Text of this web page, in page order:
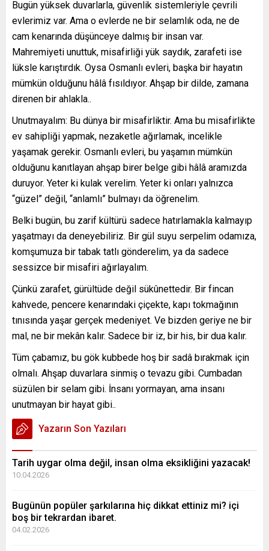
Bugün yüksek duvarlarla, güvenlik sistemleriyle çevrili
evlerimiz var. Ama o evlerde ne bir selamlık oda, ne de
cam kenarında düşünceye dalmış bir insan var.
Mahremiyeti unuttuk, misafirliği yük saydık, zarafeti ise
lüksle karıştırdık. Oysa Osmanlı evleri, başka bir hayatın
mümkün olduğunu hâlâ fısıldıyor. Ahşap bir dilde, zamana
direnen bir ahlakla..
Unutmayalım: Bu dünya bir misafirliktir. Ama bu misafirlikte
ev sahipliği yapmak, nezaketle ağırlamak, incelikle
yaşamak gerekir. Osmanlı evleri, bu yaşamın mümkün
olduğunu kanıtlayan ahşap birer belge gibi hâlâ aramızda
duruyor. Yeter ki kulak verelim. Yeter ki onları yalnızca
“güzel” değil, “anlamlı” bulmayı da öğrenelim.
Belki bugün, bu zarif kültürü sadece hatırlamakla kalmayıp
yaşatmayı da deneyebiliriz. Bir gül suyu serpelim odamıza,
komşumuza bir tabak tatlı gönderelim, ya da sadece
sessizce bir misafiri ağırlayalım.
Çünkü zarafet, gürültüde değil sükûnettedir. Bir fincan
kahvede, pencere kenarındaki çiçekte, kapı tokmağının
tınısında yaşar gerçek medeniyet. Ve bizden geriye ne bir
mal, ne bir mekân kalır. Sadece bir iz, bir his, bir dua kalır.
Tüm çabamız, bu gök kubbede hoş bir sadâ bırakmak için
olmalı. Ahşap duvarlara sinmiş o tevazu gibi. Cumbadan
süzülen bir selam gibi. İnsanı yormayan, ama insanı
unutmayan bir hayat gibi..
Yazarın Son Yazıları
Tarih uygar olma değil, insan olma eksikliğini yazacak!
10.04.2026
Bugünün popüler şarkılarına hiç dikkat ettiniz mi? içi
boş bir tekrardan ibaret.
04.02.2026